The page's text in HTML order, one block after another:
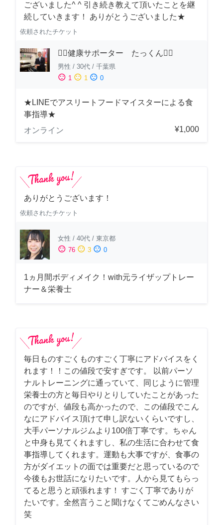
ございました^ ^ 引き続き教えて頂いたことを継
続していきます！ ありがとうございました★
依頼されたチケット
🏋️‍♂️健康サポーター たっくん🏋️‍♂️
男性 / 30代 / 千葉県
sentiment_satisfied 1 sentiment_neutral 1 sentiment_dissatisfied 0
★LINEでアスリートフードマイスターによる食
事指導★
オンライン
¥1,000
ありがとうございます！
依頼されたチケット
女性 / 40代 / 東京都
sentiment_satisfied 76 sentiment_neutral 3 sentiment_dissatisfied 0
1ヵ月間ボディメイク！with元ライザップトレー
ナー＆栄養士
毎日ものすごくものすごく丁寧にアドバイスをく
れます！！この値段で安すぎです。 以前パーソ
ナルトレーニングに通っていて、同じように管理
栄養士の方と毎日やりとりしていたことがあった
のですが、値段も高かったので、この値段でこん
なにアドバイス頂けて申し訳ないくらいですし、
大手パーソナルジムより100倍丁寧です。ちゃん
と中身も見てくれますし、私の生活に合わせて食
事指導してくれます。運動も大事ですが、食事の
方がダイエットの面では重要だと思っているので
今後もお世話になりたいです。人から見てもらっ
てると思うと頑張れます！ すごく丁寧でありが
たいです。全然言うこと聞けなくてごめんなさい
笑